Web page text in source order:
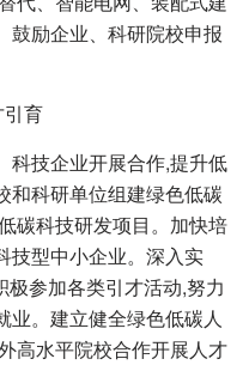
鼓励企业、科研院校申报
育
技企业开展合作,提升低
和科研单位组建绿色低碳
碳科技研发项目。加快培
技型中小企业。深入实
极参加各类引才活动,努力
业。建立健全绿色低碳人
高水平院校合作开展人才